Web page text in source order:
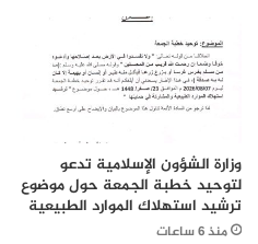
وزارة الشؤون الإسلامية تدعو
لتوحيد خطبة الجمعة حول موضوع
ترشيد استهلاك الموارد الطبيعية
منذ 6 ساعات